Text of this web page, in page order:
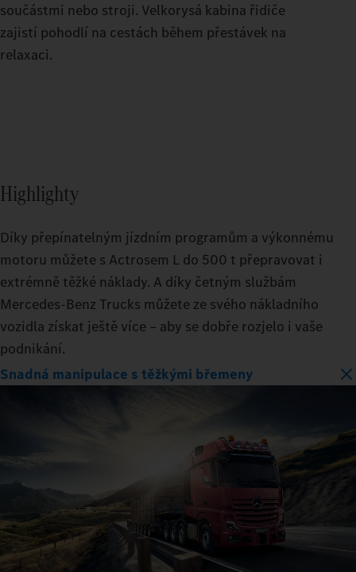
součástmi nebo stroji. Velkorysá kabina řidiče
zajistí pohodlí na cestách během přestávek na
relaxaci.
Highlighty
Díky přepínatelným jízdním programům a výkonnému
motoru můžete s Actrosem L do 500 t přepravovat i
extrémně těžké náklady. A díky četným službám
Mercedes‑Benz Trucks můžete ze svého nákladního
vozidla získat ještě více – aby se dobře rozjelo i vaše
podnikání.
Snadná manipulace s těžkými břemeny